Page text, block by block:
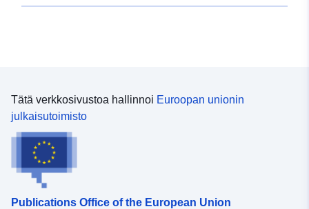
Tätä verkkosivustoa hallinnoi Euroopan unionin
julkaisutoimisto
Publications Office of the European Union